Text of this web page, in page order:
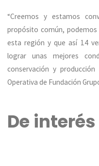
“Creemos y estamos
propósito común,
esta región y que así 14
lograr unas mejores
conservación y
Operativa de Fundación
De interés